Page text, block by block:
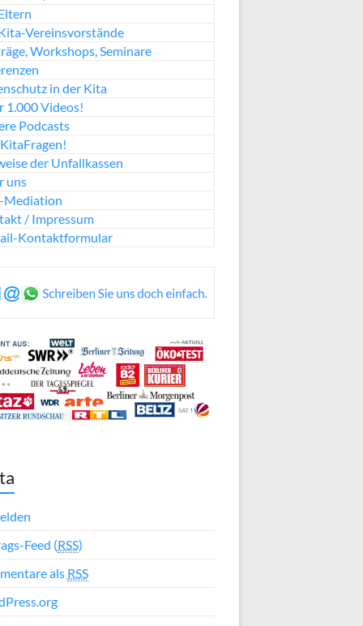
Vereinsvorstände
Workshops, Seminare
in der Kita
1.000 Videos!
Podcasts
der Unfallkassen
uns
Mediation
/ Impressum
Kontaktformular
Feed (RSS)
als RSS